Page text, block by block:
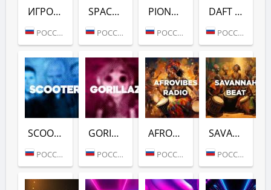
ИГРОМАНИЯ (DFM)
РОССИЯ (МОСКВА)
SPACE (DFM)
РОССИЯ (МОСКВА)
PIONEER (DFM)
РОССИЯ (МОСКВА)
DAFT PUNK (DFM)
РОССИЯ (МОСКВА)
SCOOTER (DFM)
РОССИЯ (МОСКВА)
GORILLAZ (DFM)
РОССИЯ (МОСКВА)
AFROVIBES RADIO (DFM)
РОССИЯ (МОСКВА)
SAVANNAH BEAT (DFM)
РОССИЯ (МОСКВА)